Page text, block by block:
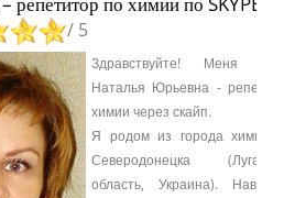
/ 5
Здравствуйте! Меня
Наталья Юрьевна -
химии через скайп.
Я родом из города
Северодонецка
область, Украина).